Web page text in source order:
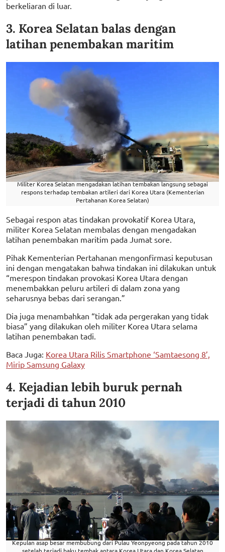
berkeliaran di luar.
3. Korea Selatan balas dengan
latihan penembakan maritim
Militer Korea Selatan mengadakan latihan tembakan langsung sebagai
respons terhadap tembakan artileri dari Korea Utara (Kementerian
Pertahanan Korea Selatan)
Sebagai respon atas tindakan provokatif Korea Utara,
militer Korea Selatan membalas dengan mengadakan
latihan penembakan maritim pada Jumat sore.
Pihak Kementerian Pertahanan mengonfirmasi keputusan
ini dengan mengatakan bahwa tindakan ini dilakukan untuk
“merespon tindakan provokasi Korea Utara dengan
menembakkan peluru artileri di dalam zona yang
seharusnya bebas dari serangan.”
Dia juga menambahkan “tidak ada pergerakan yang tidak
biasa” yang dilakukan oleh militer Korea Utara selama
latihan penembakan tadi.
Baca Juga: Korea Utara Rilis Smartphone ‘Samtaesong 8’,
Mirip Samsung Galaxy
4. Kejadian lebih buruk pernah
terjadi di tahun 2010
Kepulan asap besar membubung dari Pulau Yeonpyeong pada tahun 2010
setelah terjadi baku tembak antara Korea Utara dan Korea Selatan